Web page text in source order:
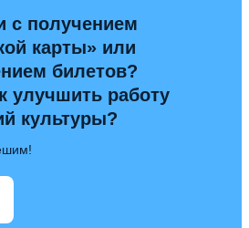
с получением
карты» или
билетов?
улучшить работу
культуры?